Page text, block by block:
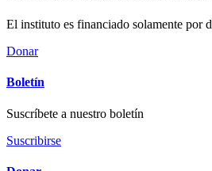
El instituto es financiado solamente por
Donar
Boletín
Suscríbete a nuestro boletín
Suscribirse